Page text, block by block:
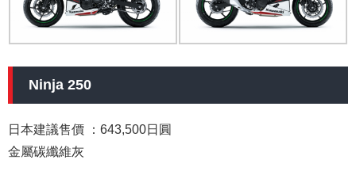
Ninja 250
日本建議售價 ：643,500日圓
金屬碳纖維灰